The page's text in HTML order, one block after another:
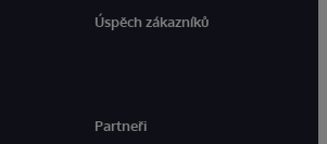
Úspěch zákazníků
Partneři